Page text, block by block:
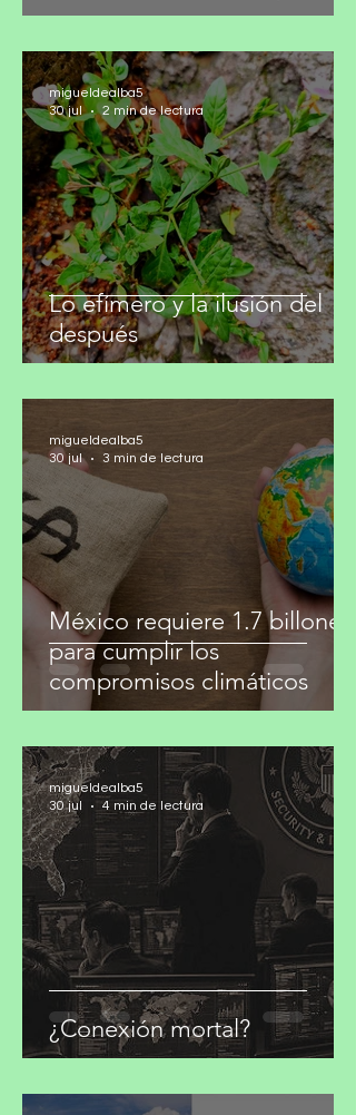
Debe protegerse el derecho
a recibir información plural
Lo efímero y la ilusión del
después
migueldealba5
30 jul
2 min de lectura
México requiere 1.7 billones
para cumplir los
compromisos climáticos
30 jul
3 min de lectura
¿Conexión mortal?
migueldealba5
30 jul
4 min de lectura